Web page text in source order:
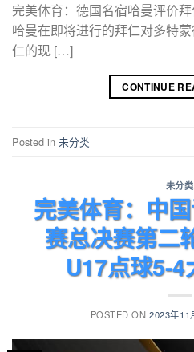
完美体育：德国名宿哈曼评价
哈曼在即将进行的拜仁对多特
仁的现 […]
CONTINUE
Posted in 未分类
未分类
完美体育：中
赛总决赛第二
U17点球5-
POSTED ON2023年11